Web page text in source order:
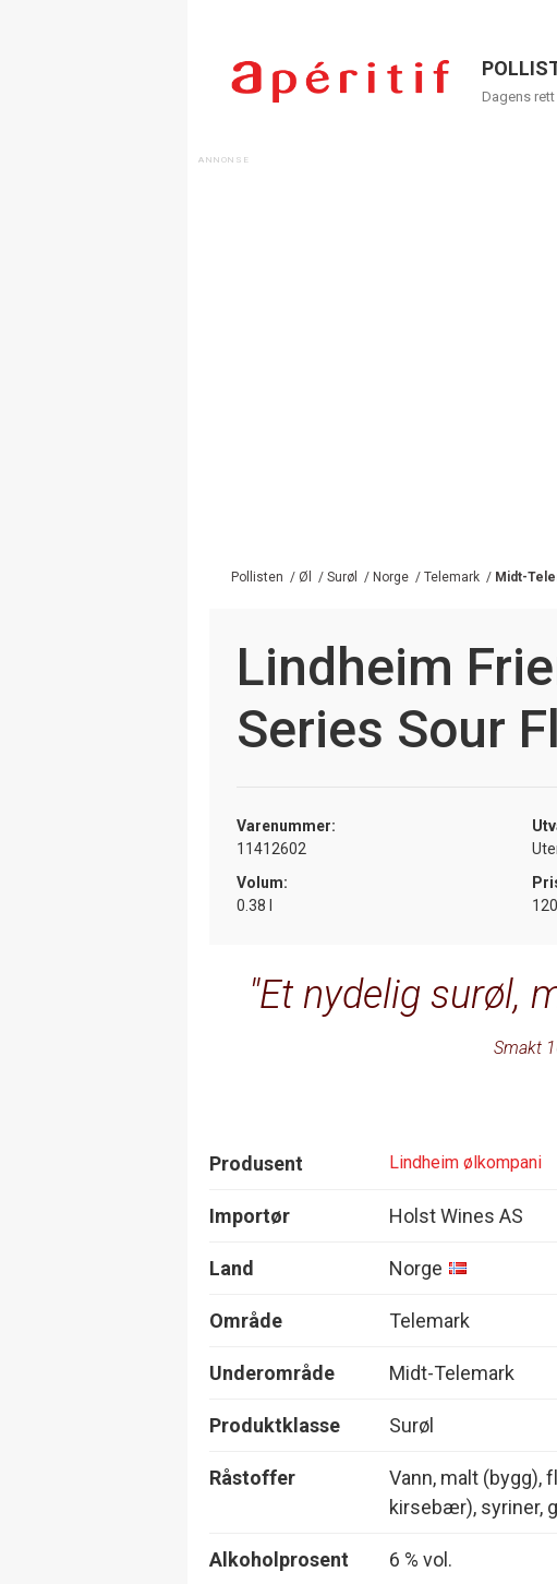
Menu
Dagens rett
Pollisten / Øl / Surøl / Norge / Telemark / Midt-
Lindheim
Series Sour
Varenummer:
11412602
Volum:
0.38 l
Et nydelig surøl,
Smakt
Produsent Lindheim ølkompani
Importør Holst Wines AS
Land Norge
Område Telemark
Underområde Midt-Telemark
Produktklasse Surøl
Råstoffer
Vann, malt (bygg),
kirsebær), syriner,
Alkoholprosent 6 % vol.